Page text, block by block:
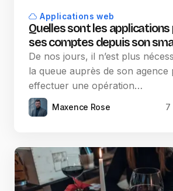
Applications web
Quelles sont les
ses comptes depuis son
De nos jours, il n’est plus
la queue auprès de son agence
effectuer une opération…
Maxence Rose 7